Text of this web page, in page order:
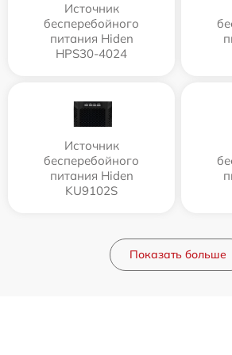
Источник
бесперебойного
питания Hiden
HPS30-4024
Источник
бесперебойного
питания Hiden
KU9102S
Показать больше